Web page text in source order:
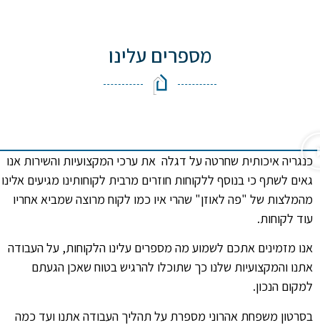
מספרים עלינו
כנגריה איכותית שחרטה על דגלה את ערכי המקצועיות והשירות אנו
גאים לשתף כי בנוסף ללקוחות חוזרים מרבית לקוחותינו מגיעים אלינו
מהמלצות של "פה לאוזן" שהרי איו כמו לקוח מרוצה שמביא אחריו
עוד לקוחות.
אנו מזמינים אתכם לשמוע מה מספרים עלינו הלקוחות, על העבודה
אתנו והמקצועיות שלנו כך שתוכלו להרגיש בטוח שאכן הגעתם
למקום הנכון.
בסרטון משפחת אהרוני מספרת על תהליך העבודה אתנו ועד כמה